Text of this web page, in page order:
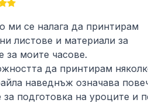
ми се налага да принтирам
листове и материали за
за моите часове.
да принтирам
наведнъж означава
за подготовка на уроците и